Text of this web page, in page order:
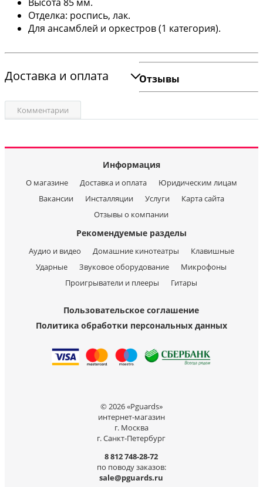
Отделка: роспись, лак.
Для ансамблей и оркестров (1 категория).
Доставка и оплата Отзывы
Комментарии
Информация
О магазине Доставка и оплата
Юридическим лицам
Вакансии
Инсталляции Услуги
Карта сайта
Отзывы о компании
Рекомендуемые разделы
Аудио и видео Домашние кинотеатры
Клавишные
Ударные
Звуковое оборудование
Микрофоны
Проигрыватели и плееры
Гитары
Пользовательское соглашение
Политика обработки персональных данных
© 2026 «Pguards»
интернет-магазин
г. Москва
г. Санкт-Петербург
8 812 748-28-72
по поводу заказов:
sale@pguards.ru